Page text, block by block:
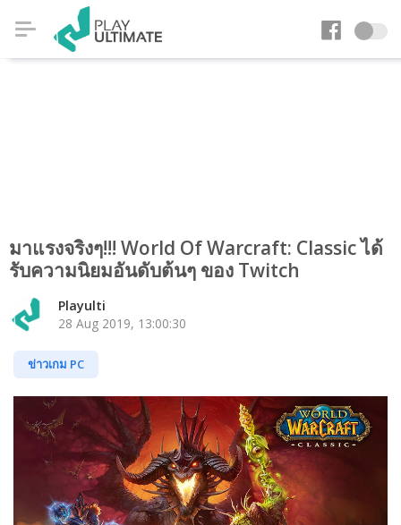
มาแรงจริงๆ!!! World Of Warcraft: Classic ได้
รับความนิยมอันดับต้นๆ ของ Twitch
Playulti
28 Aug 2019, 13:00:30
ข่าวเกม PC